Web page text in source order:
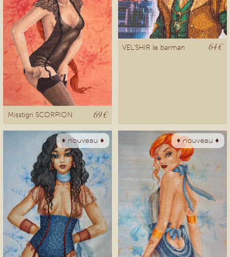
Misstigri SCORPION 69 €
VEL'SHIR le barman 64 €
♦ nouveau ♦ ♦ nouveau ♦